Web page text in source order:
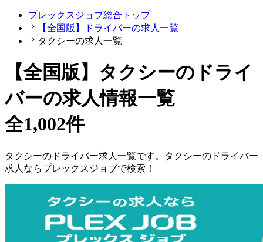
プレックスジョブ総合トップ
【全国版】ドライバーの求人一覧
タクシーの求人一覧
【全国版】 タクシーのドライ
バーの求人情報一覧
全1,002件
タクシーの ドライバー求人一覧です。 タクシーの ドライバー
求人ならプレックスジョブで検索！